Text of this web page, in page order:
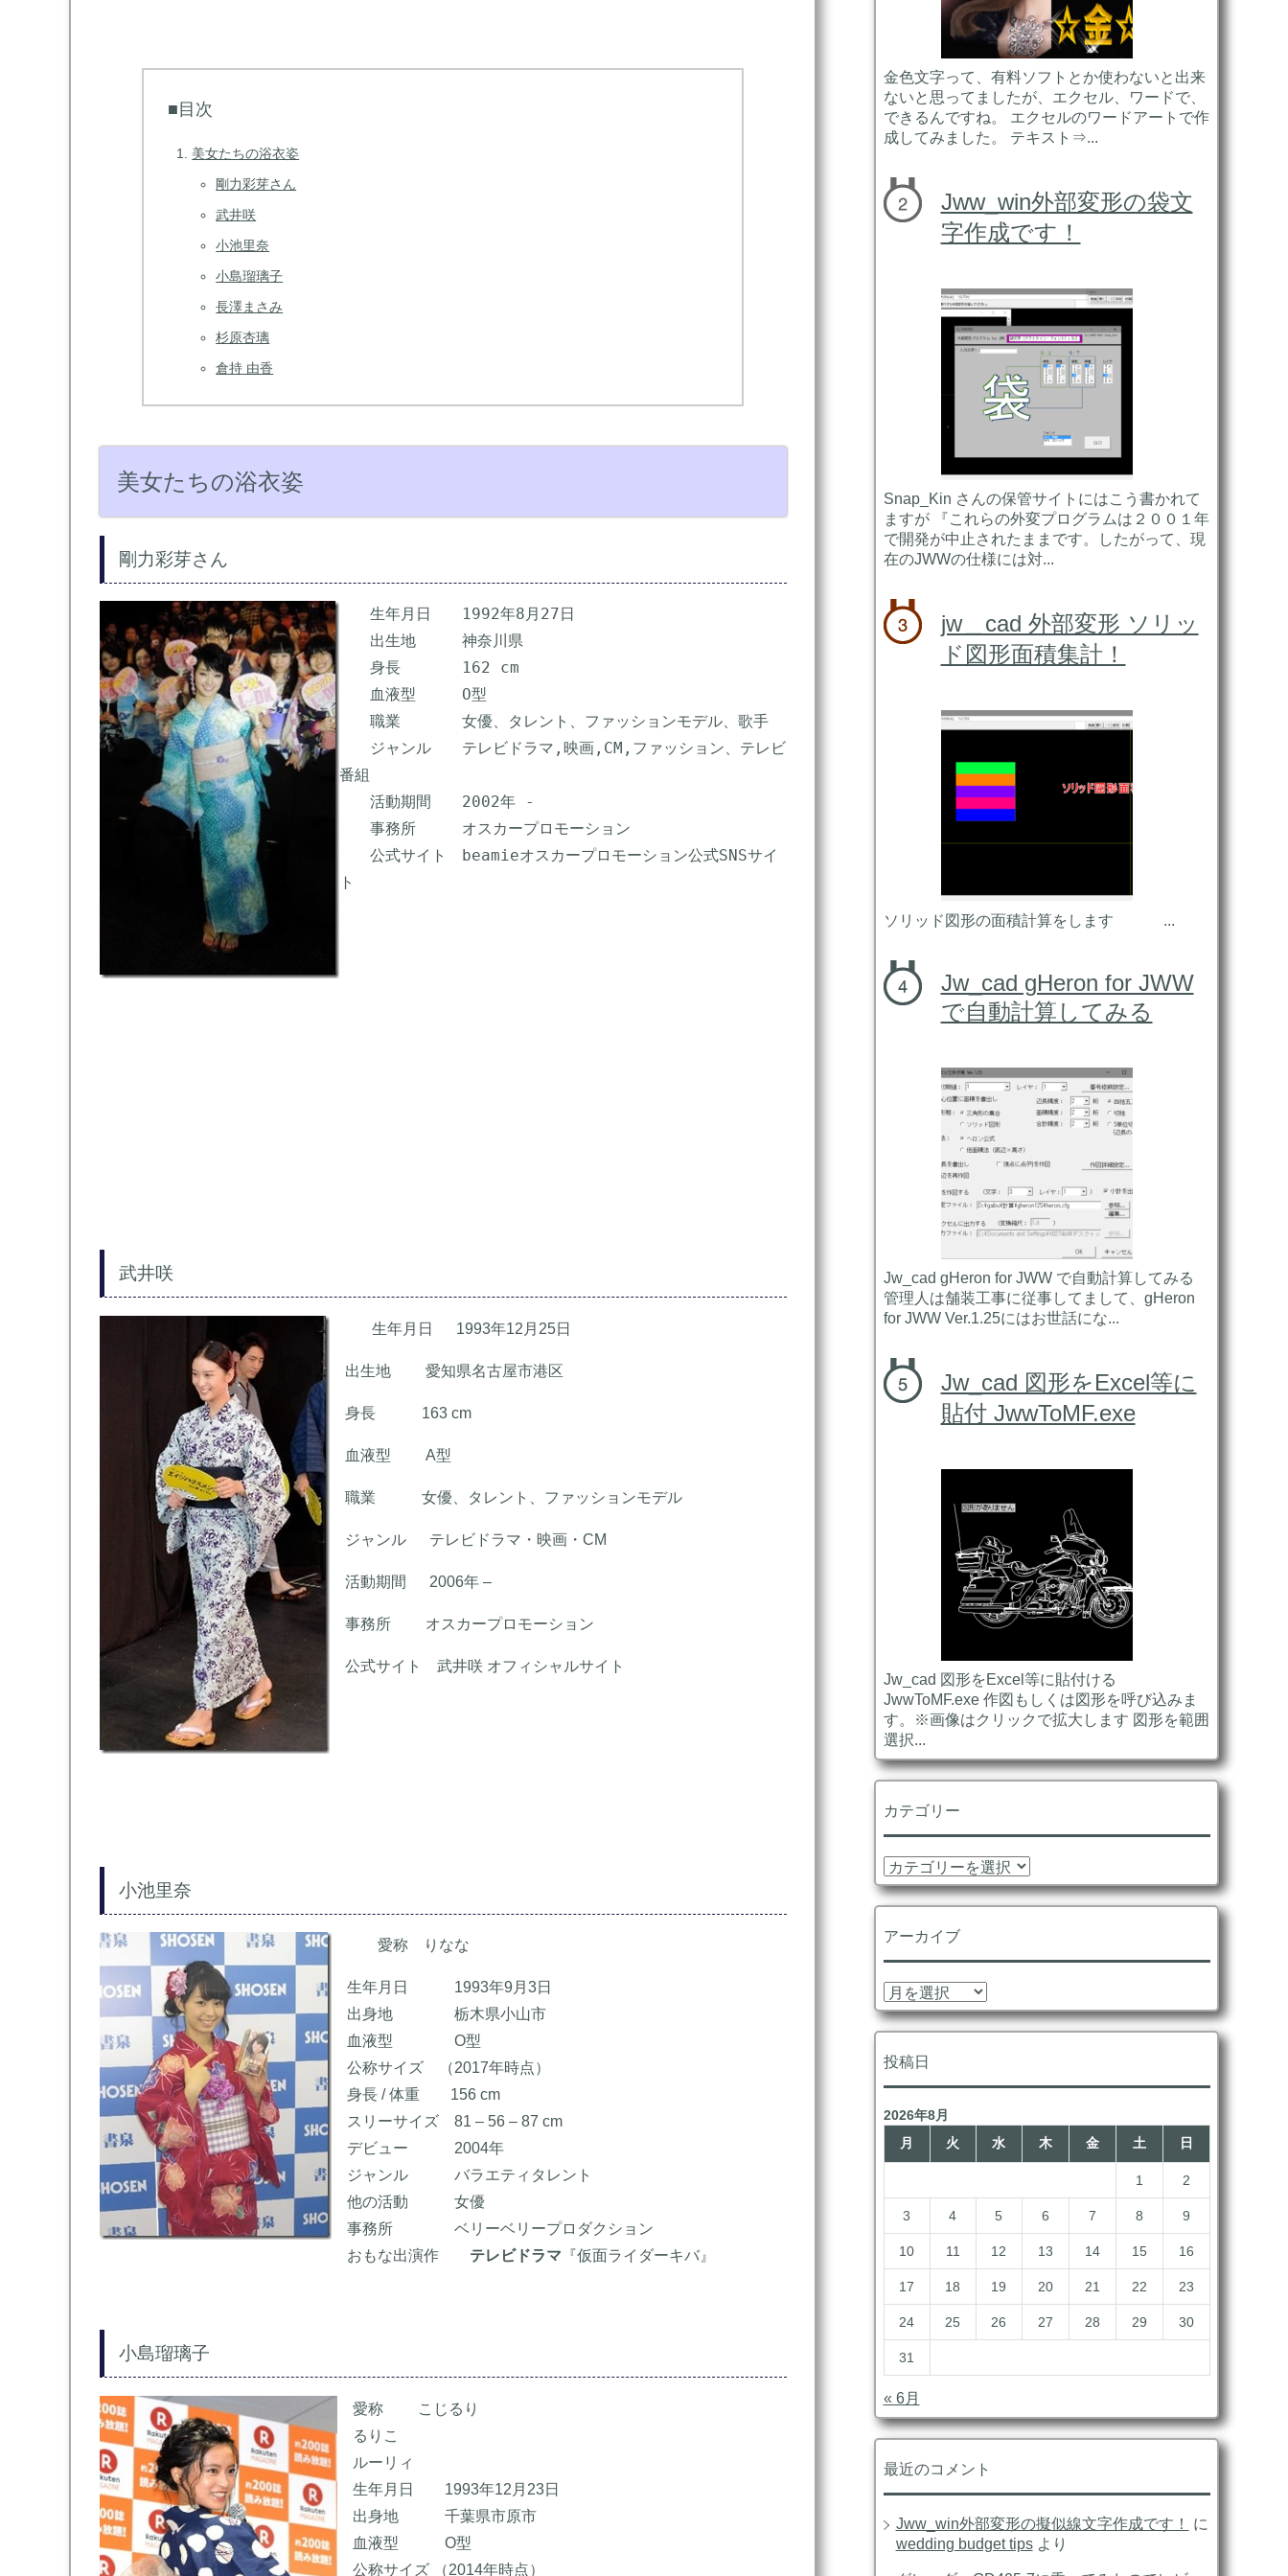
■目次
美女たちの浴衣姿
剛力彩芽さん
武井咲
小池里奈
小島瑠璃子
長澤まさみ
杉原杏璃
倉持 由香
美女たちの浴衣姿
剛力彩芽さん
生年月日　　1992年8月27日
出生地　　　神奈川県
身長　　　　162 cm
血液型　　　O型
職業　　　　女優、タレント、ファッションモデル、歌手
ジャンル　　テレビドラマ,映画,CM,ファッション、テレビ
番組
活動期間　　2002年 -
事務所　　　オスカープロモーション
公式サイト　beamieオスカープロモーション公式SNSサイ
ト
武井咲
生年月日 1993年12月25日
出生地 愛知県名古屋市港区
身長 163 cm
血液型 A型
職業 女優、タレント、ファッションモデル
ジャンル テレビドラマ・映画・CM
活動期間 2006年 –
事務所 オスカープロモーション
公式サイト 武井咲 オフィシャルサイト
小池里奈
愛称 りなな
生年月日 1993年9月3日
出身地 栃木県小山市
血液型 O型
公称サイズ （2017年時点）
身長 / 体重 156 cm
スリーサイズ 81 – 56 – 87 cm
デビュー 2004年
ジャンル バラエティタレント
他の活動 女優
事務所 ベリーベリープロダクション
おもな出演作 テレビドラマ 『仮面ライダーキバ』
小島瑠璃子
愛称 こじるり
るりこ
ルーリィ
生年月日 1993年12月23日
出身地 千葉県市原市
血液型 O型
公称サイズ （2014年時点）
金色文字って、有料ソフトとか使わないと出来
ないと思ってましたが、エクセル、ワードで、
できるんですね。 エクセルのワードアートで作
成してみました。 テキスト⇒...
Jww_win外部変形の袋文
字作成です！
Snap_Kin さんの保管サイトにはこう書かれて
ますが 『これらの外変プログラムは２００１年
で開発が中止されたままです。したがって、現
在のJWWの仕様には対...
jw＿cad 外部変形 ソリッ
ド図形面積集計！
ソリッド図形の面積計算をします ...
Jw_cad gHeron for JWW
で自動計算してみる
Jw_cad gHeron for JWW で自動計算してみる
管理人は舗装工事に従事してまして、gHeron
for JWW Ver.1.25にはお世話にな...
Jw_cad 図形をExcel等に
貼付 JwwToMF.exe
Jw_cad 図形をExcel等に貼付ける
JwwToMF.exe 作図もしくは図形を呼び込みま
す。※画像はクリックで拡大します 図形を範囲
選択...
カテゴリー
カ
テ
ゴ
ー
アーカイブ
ア
ー
カ
ブ
投稿日
2026年8月
月
火 水 木 金 土 日
1 2
3 4 5 6 7 8 9
10 11 12 13 14 15 16
17 18 19 20 21 22 23
24 25 26 27 28 29 30
31
« 6月
最近のコメント
Jww_win外部変形の擬似線文字作成です！
に
wedding budget tipsより